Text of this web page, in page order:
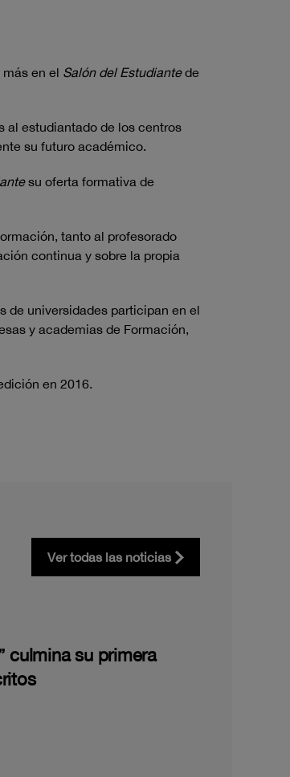
en el Salón del Estudiantede
al estudiantado de los centros
su futuro académico.
su oferta formativa de
tanto al profesorado
continua y sobre la propia
de universidades participan en el
y academias de Formación,
en 2016.
Ver todas las noticias
culmina su primera